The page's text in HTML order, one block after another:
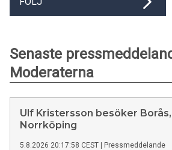
Senaste
Moderaterna
Ulf Kristersson besöker
Norrköping
5.8.2026 20:17:58 CEST Pressmeddelande